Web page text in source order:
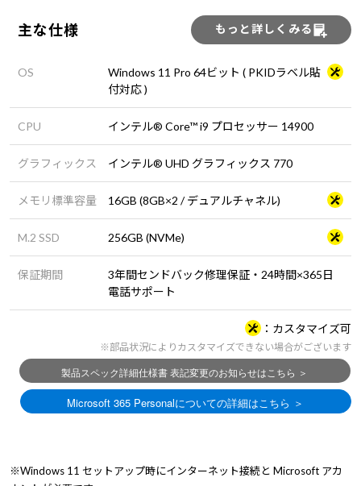
主な仕様 もっと詳しくみる
OS
Windows 11 Pro 64ビット ( PKIDラベル貼
付対応 )
CPU インテル® Core™ i9 プロセッサー 14900
グラフィックス インテル® UHD グラフィックス 770
メモリ標準容量 16GB (8GB×2 / デュアルチャネル)
M.2 SSD 256GB (NVMe)
保証期間
3年間センドバック修理保証・24時間×365日
電話サポート
カスタマイズ可
※部品状況によりカスタマイズできない場合がございます
※Windows 11 セットアップ時にインターネット接続と Microsoft アカ